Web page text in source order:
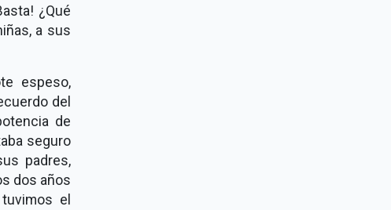
¿Qué
a sus
espeso,
del
de
seguro
padres,
dos años
el